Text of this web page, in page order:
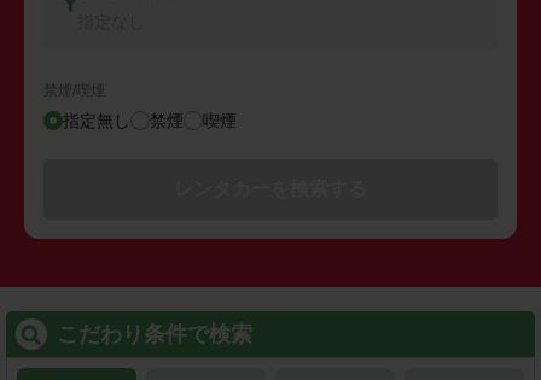
禁煙/喫煙
指定無し 禁煙 喫煙
こだわり条件で検索